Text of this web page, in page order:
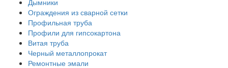
Дымники
Ограждения из сварной сетки
Профильная труба
Профили для гипсокартона
Витая труба
Черный металлопрокат
Ремонтные эмали